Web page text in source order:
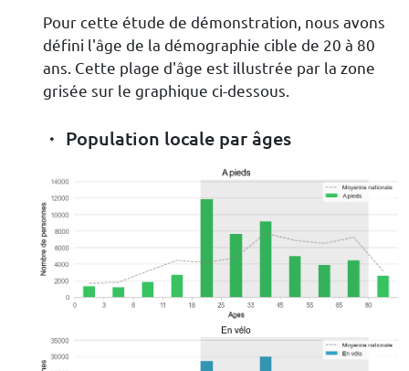
Pour cette étude de démonstration, nous avons
défini l'âge de la démographie cible de 20 à 80
ans. Cette plage d'âge est illustrée par la zone
grisée sur le graphique ci-dessous.
Population locale par âges